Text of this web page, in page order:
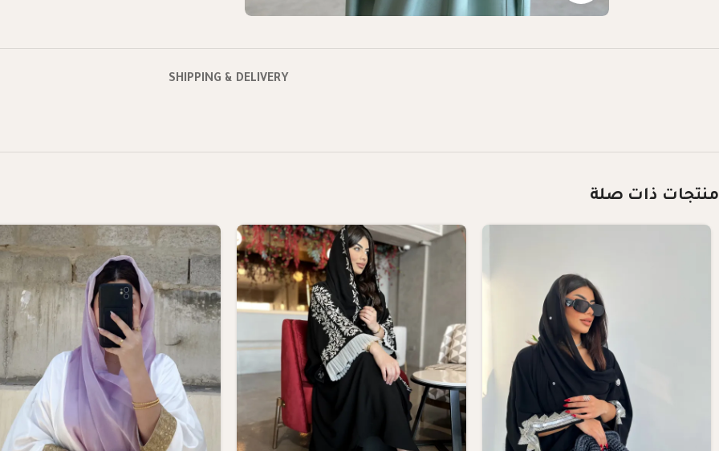
SHIPPING & DELIVERY
منتجات ذات صلة